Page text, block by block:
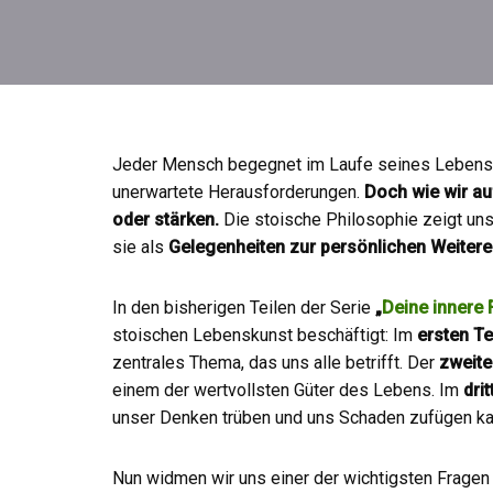
Jeder Mensch begegnet im Laufe seines
unerwartete Herausforderungen. Doch wie wir
oder stärken. Die stoische Philosophie zeigt
sie als Gelegenheiten zur persönlichen
In den bisherigen Teilen der Serie „Deine innere
stoischen Lebenskunst beschäftigt: Im ersten
zentrales Thema, das uns alle betrifft. Der
einem der wertvollsten Güter des Lebens. Im
unser Denken trüben und uns Schaden zufügen
Nun widmen wir uns einer der wichtigsten